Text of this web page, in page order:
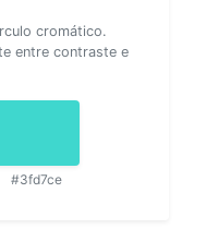
cromático.
entre contraste e
#3fd7ce